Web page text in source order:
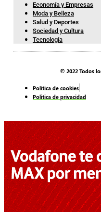
Economía y Empresas
Moda y Belleza
Salud y Deportes
Sociedad y Cultura
Tecnología
© 2022 Todos
Politica de cookies
Politica de privacidad